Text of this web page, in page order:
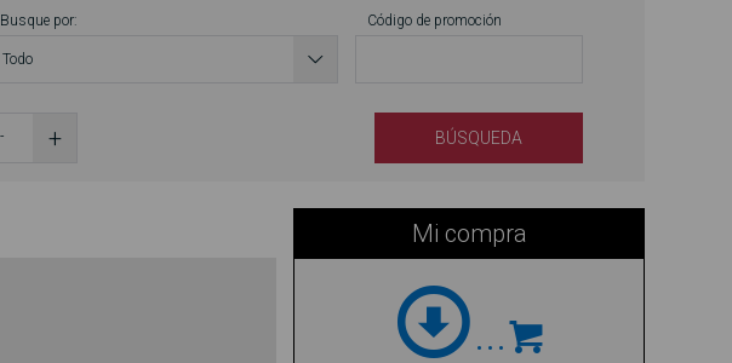
Busque por: Código de promoción
BÚSQUEDA
Mi compra
...